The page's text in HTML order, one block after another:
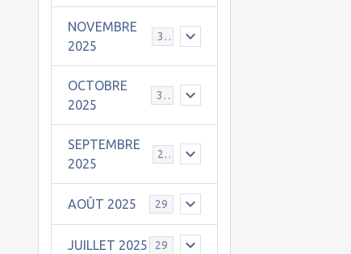
NOVEMBRE
2025
30
OCTOBRE
2025
31
SEPTEMBRE
2025
25
AOÛT 2025 29
JUILLET 2025 29